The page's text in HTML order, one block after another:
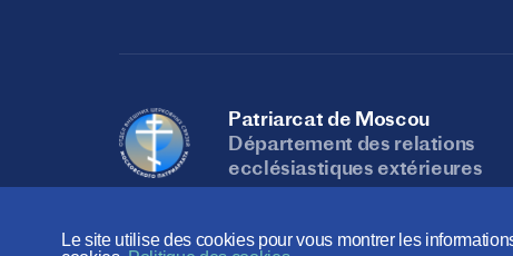
Le site utilise des cookies pour vous montrer les
Patriarcat de Moscou
Département des relations
ecclésiastiques extérieures